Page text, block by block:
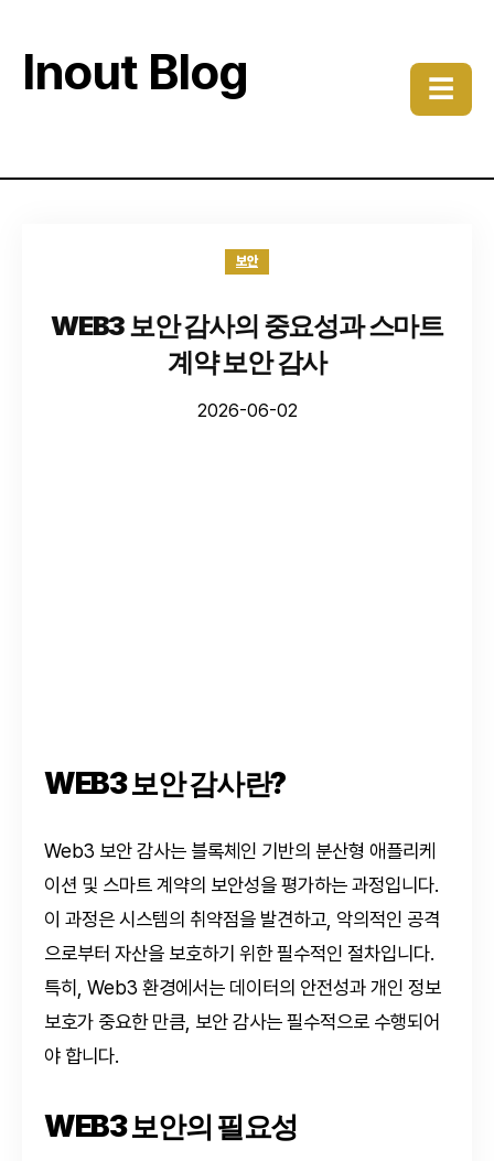
Inout Blog ☰
보안
WEB3 보안 감사의 중요성과 스마트
계약 보안 감사
2026-06-02
WEB3 보안 감사란?
Web3 보안 감사는 블록체인 기반의 분산형 애플리케
이션 및 스마트 계약의 보안성을 평가하는 과정입니다.
이 과정은 시스템의 취약점을 발견하고, 악의적인 공격
으로부터 자산을 보호하기 위한 필수적인 절차입니다.
특히, Web3 환경에서는 데이터의 안전성과 개인 정보
보호가 중요한 만큼, 보안 감사는 필수적으로 수행되어
야 합니다.
WEB3 보안의 필요성